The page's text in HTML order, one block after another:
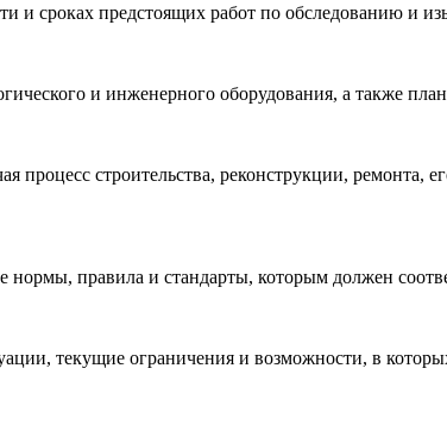
сроках предстоящих работ по обследованию и
и инженерного оборудования, а также
строительства, реконструкции, ремонта,
правила и стандарты, которым должен
текущие ограничения и возможности, в